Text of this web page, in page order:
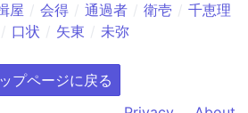
屋 会得 通過者 衛壱
千恵理
口状 矢東 未弥
プページに戻る